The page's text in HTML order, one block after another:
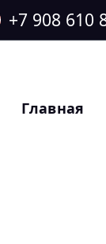
+7 908 610
Главная